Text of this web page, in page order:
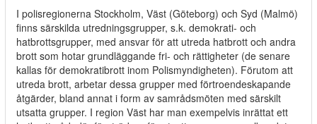
I polisregionerna Stockholm, Väst (Göteborg) och Syd (Malmö)
finns särskilda utredningsgrupper, s.k. demokrati- och
hatbrottsgrupper, med ansvar för att utreda hatbrott och andra
brott som hotar grundläggande fri- och rättigheter (de senare
kallas för demokratibrott inom Polismyndigheten). Förutom att
utreda brott, arbetar dessa grupper med förtroendeskapande
åtgärder, bland annat i form av samrådsmöten med särskilt
utsatta grupper. I region Väst har man exempelvis inrättat ett